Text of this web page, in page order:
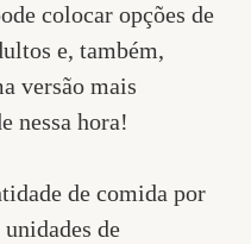
colocar opções de
e, também,
versão mais
nessa hora!
de comida por
de